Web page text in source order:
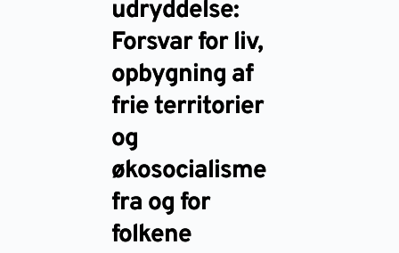
udryddelse:
Forsvar for liv,
opbygning af
frie territorier
og
økosocialisme
fra og for
folkene